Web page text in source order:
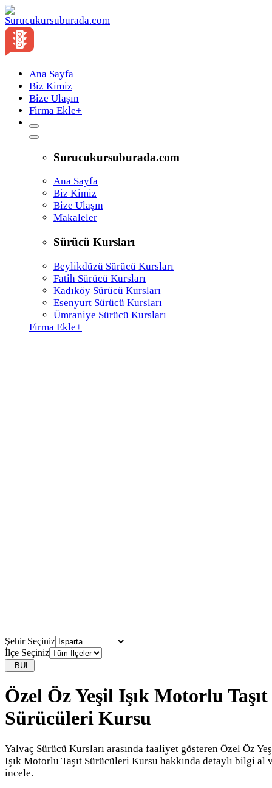
Ana Sayfa
Biz Kimiz
Bize Ulaşın
Firma Ekle+
Surucukursuburada.com
Ana Sayfa
Biz Kimiz
Bize Ulaşın
Makaleler
Sürücü Kursları
Beylikdüzü Sürücü Kursları
Fatih Sürücü Kursları
Kadıköy Sürücü Kursları
Esenyurt Sürücü Kursları
Ümraniye Sürücü Kursları
Firma Ekle+
Şehir Seçiniz
İlçe Seçiniz
BUL
Özel Öz Yeşil Işık Motorlu Taşıt
Sürücüleri Kursu
Yalvaç Sürücü Kursları arasında faaliyet gösteren Özel Öz
Işık Motorlu Taşıt Sürücüleri Kursu hakkında detaylı bilgi al
incele.